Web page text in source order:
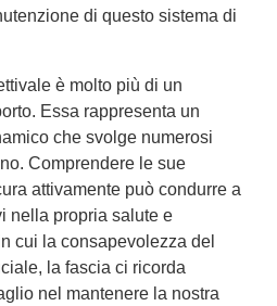
di questo sistema di
è molto più di un
Essa rappresenta un
che svolge numerosi
Comprendere le sue
attivamente può condurre a
nella propria salute e
cui la consapevolezza del
la fascia ci ricorda
nel mantenere la nostra